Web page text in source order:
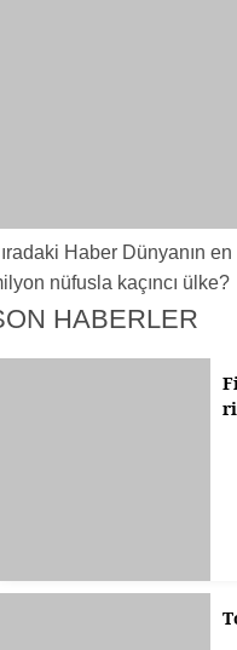
Haber Dünyanın
nüfusla kaçıncı ülke?
HABERLER